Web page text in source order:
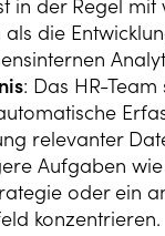
in der Regel mit
die
: Das HR-
relevanter
Aufgaben
oder ein
konzentrieren.